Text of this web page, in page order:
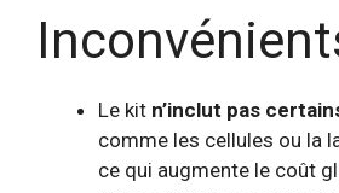
Le kit n’inclut pas
comme les cellules ou la
ce qui augmente le coût